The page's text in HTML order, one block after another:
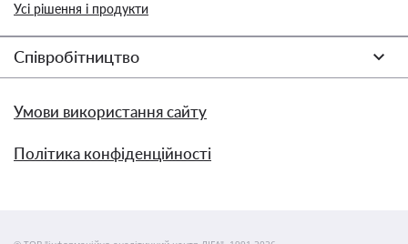
Усі рішення і продукти
Співробітництво
Умови використання сайту
Політика конфіденційності